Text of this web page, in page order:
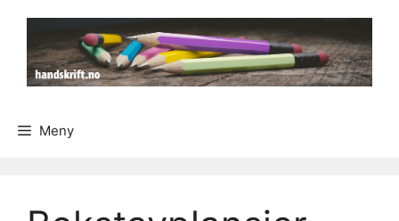
innhold
Meny